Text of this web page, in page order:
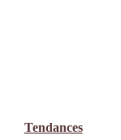
Tendances